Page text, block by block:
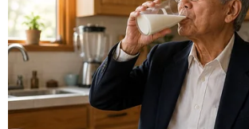
zdeП– přirozená
nádrže pro kapry, kg/ha;
Г– plocha rybníka, ha;